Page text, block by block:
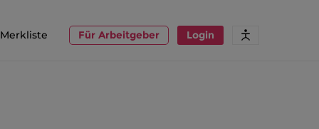
Merkliste Login
Für Arbeitgeber